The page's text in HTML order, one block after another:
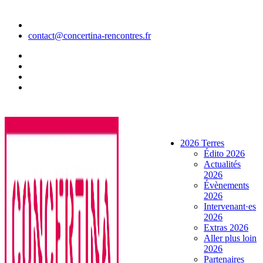
contenu
contact@concertina-rencontres.fr
2026 Terres
Édito 2026
Actualités
2026
Évènements
2026
Intervenant·es
2026
Extras 2026
Aller plus loin
2026
Partenaires